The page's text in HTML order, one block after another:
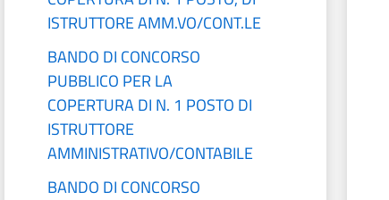
ISTRUTTORE AMM.VO/CONT.LE
BANDO DI CONCORSO
PUBBLICO PER LA
COPERTURA DI N. 1 POSTO DI
ISTRUTTORE
AMMINISTRATIVO/CONTABILE
BANDO DI CONCORSO